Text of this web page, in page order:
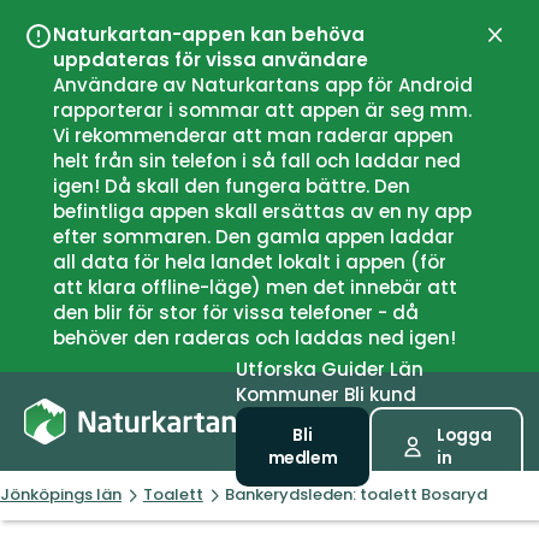
Naturkartan-appen kan behöva
uppdateras för vissa användare
Användare av Naturkartans app för Android
rapporterar i sommar att appen är seg mm.
Vi rekommenderar att man raderar appen
helt från sin telefon i så fall och laddar ned
igen! Då skall den fungera bättre. Den
befintliga appen skall ersättas av en ny app
efter sommaren. Den gamla appen laddar
all data för hela landet lokalt i appen (för
att klara offline-läge) men det innebär att
den blir för stor för vissa telefoner - då
behöver den raderas och laddas ned igen!
UtforskaGuiderLän
Kommuner Bli kund
Bli
medlem
Logga
in
Jönköpings län Toalett Bankerydsleden: toalett Bosaryd